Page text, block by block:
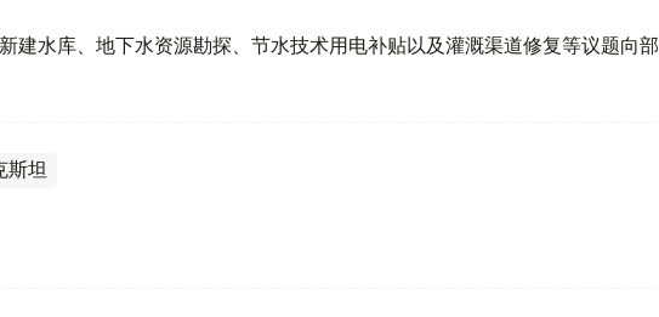
建水库、地下水资源勘探、节水技术用电补贴以及灌溉渠道修复等议题向部
斯坦